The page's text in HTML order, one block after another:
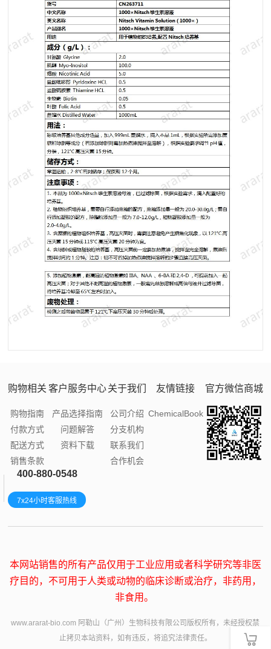
购物相关
购物指南
付款方式
配送方式
销售条款
客户服务中心
产品选择指南
问题解答
资料下载
关于我们
公司介绍
分支机构
联系我们
合作机会
友情链接
ChemicalBook
官方微信商城
400-880-0548
7x24小时客服热线
本网站销售的所有产品仅用于工业应用或者科学研究等非医
疗目的，不可用于人类或动物的临床诊断或治疗，非药用，
非食用。
www.ararat-bio.com 阿勒山（广州）生物科技有限公司版权所有，未经授权禁
止拷贝本站资料，如有违反，将追究法律责任。